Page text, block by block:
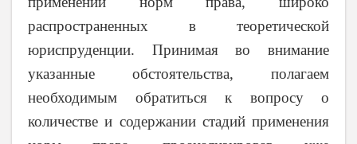
распространенных в теоретической
юриспруденции. Принимая во внимание
указанные обстоятельства, полагаем
необходимым обратиться к вопросу о
количестве и содержании стадий применения